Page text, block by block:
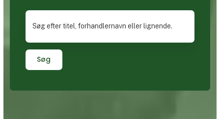
Søg efter titel, forhandlernavn eller lignende.
Søg